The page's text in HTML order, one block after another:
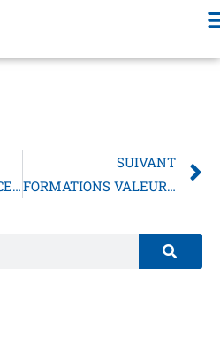
COLONIE DE VACANCES ETE 2025
SUIVANT
FORMATIONS VALEURS DE LA REPUBLIQUE ET LAICITE 2025